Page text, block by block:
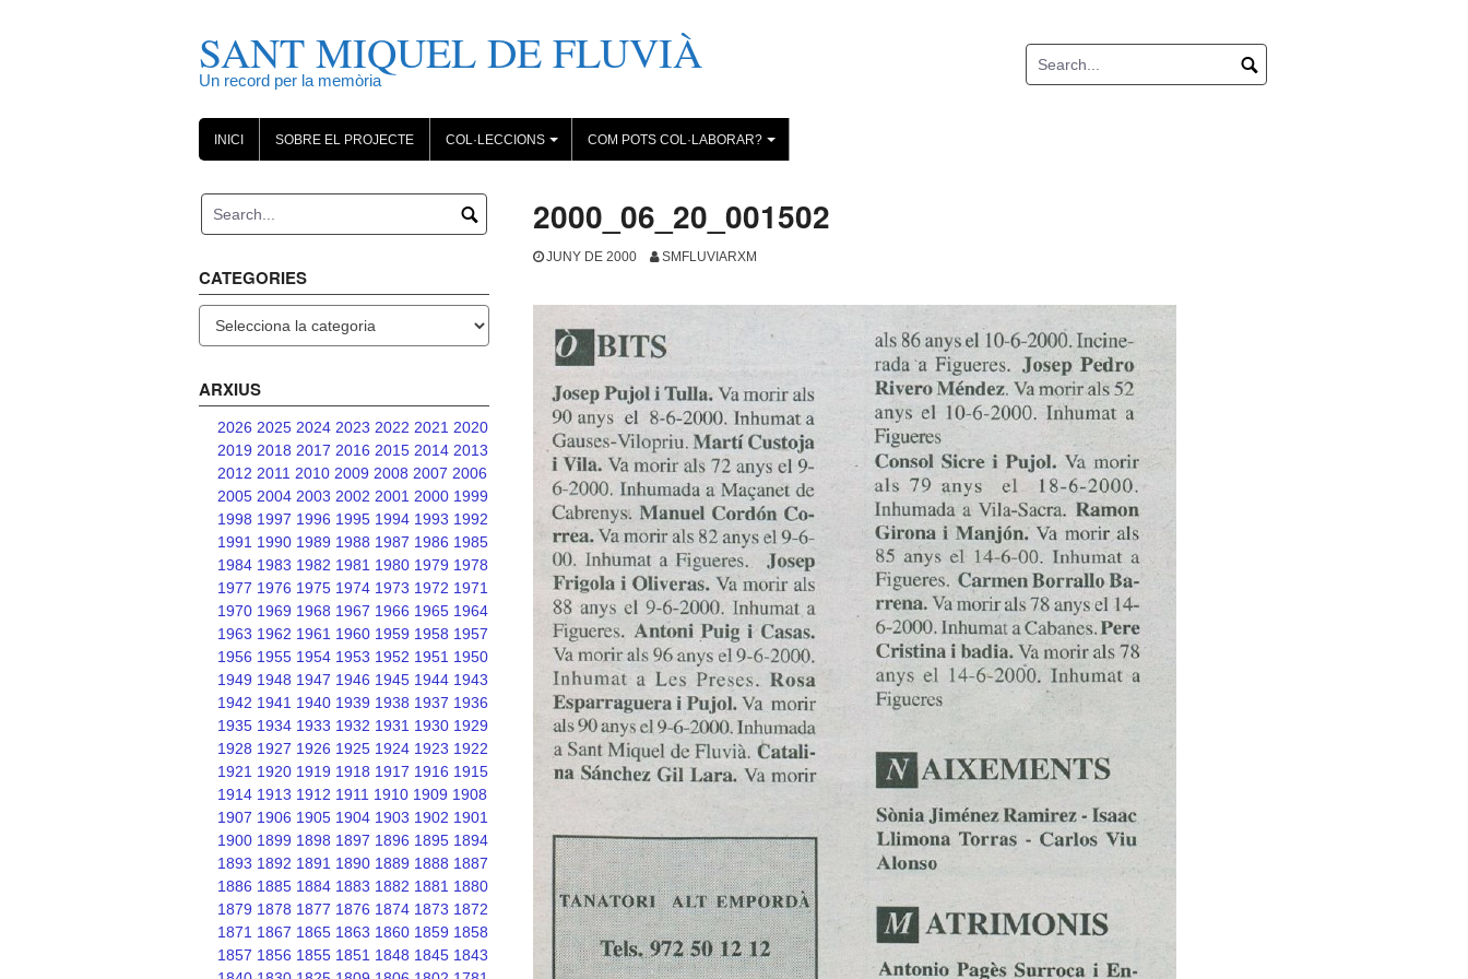
SANT MIQUEL DE FLUVIÀ
Un record per la memòria
INICI SOBRE EL PROJECTE
+
COL·LECCIONS
+
COM POTS COL·LABORAR?
2000_06_20_001502
JUNY DE 2000 SMFLUVIARXM
CATEGORIES
ARXIUS
2026 2025 2024 2023 2022 2021 2020
2019 2018 2017 2016 2015 2014 2013
2012 2011 2010 2009 2008 2007 2006
2005 2004 2003 2002 2001 2000 1999
1998 1997 1996 1995 1994 1993 1992
1991 1990 1989 1988 1987 1986 1985
1984 1983 1982 1981 1980 1979 1978
1977 1976 1975 1974 1973 1972 1971
1970 1969 1968 1967 1966 1965 1964
1963 1962 1961 1960 1959 1958 1957
1956 1955 1954 1953 1952 1951 1950
1949 1948 1947 1946 1945 1944 1943
1942 1941 1940 1939 1938 1937 1936
1935 1934 1933 1932 1931 1930 1929
1928 1927 1926 1925 1924 1923 1922
1921 1920 1919 1918 1917 1916 1915
1914 1913 1912 1911 1910 1909 1908
1907 1906 1905 1904 1903 1902 1901
1900 1899 1898 1897 1896 1895 1894
1893 1892 1891 1890 1889 1888 1887
1886 1885 1884 1883 1882 1881 1880
1879 1878 1877 1876 1874 1873 1872
1871 1867 1865 1863 1860 1859 1858
1857 1856 1855 1851 1848 1845 1843